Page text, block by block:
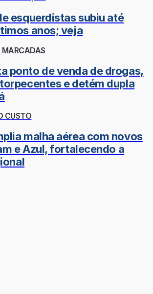
esquerdistas subiu até
anos; veja
MARCADAS
ponto de venda de drogas,
e detém dupla
CUSTO
malha aérea com novos
e Azul, fortalecendo a